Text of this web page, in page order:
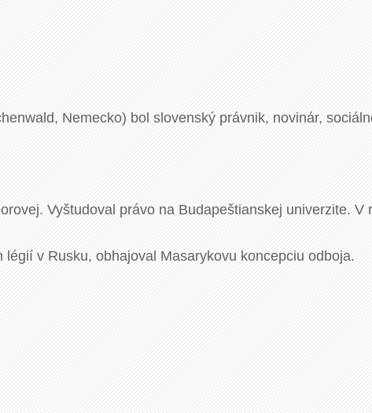
Nemecko) bol slovenský právnik, novinár,
Vyštudoval právo na Budapeštianskej univerzite. V
v Rusku, obhajoval Masarykovu koncepciu odboja.